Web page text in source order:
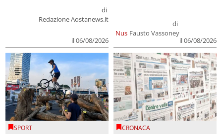
di
Redazione Aostanews.it
il 06/08/2026
Nus
di
Fausto Vassoney
il 06/08/2026
SPORT CRONACA